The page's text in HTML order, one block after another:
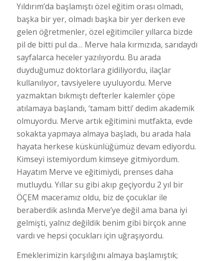
Yıldırım’da başlamıştı özel eğitim orası olmadı,
başka bir yer, olmadı başka bir yer derken eve
gelen öğretmenler, özel eğitimciler yıllarca bizde
pil de bitti pul da… Merve hala kırmızıda, sarıdaydı
sayfalarca heceler yazılıyordu. Bu arada
duyduğumuz doktorlara gidiliyordu, ilaçlar
kullanılıyor, tavsiyelere uyuluyordu. Merve
yazmaktan bıkmıştı defterler kalemler çöpe
atılamaya başlandı, ‘tamam bitti’ dedim akademik
olmuyordu. Merve artık eğitimini mutfakta, evde
sokakta yapmaya almaya başladı, bu arada hala
hayata herkese küskünlüğümüz devam ediyordu.
Kimseyi istemiyordum kimseye gitmiyordum.
Hayatım Merve ve eğitimiydi, prenses daha
mutluydu. Yıllar su gibi akıp geçiyordu 2 yıl bir
ÖÇEM maceramız oldu, biz de çocuklar ile
beraberdik aslında Merve’ye değil ama bana iyi
gelmişti, yalnız değildik benim gibi birçok anne
vardı ve hepsi çocukları için uğraşıyordu.
Emeklerimizin karşılığını almaya başlamıştık;